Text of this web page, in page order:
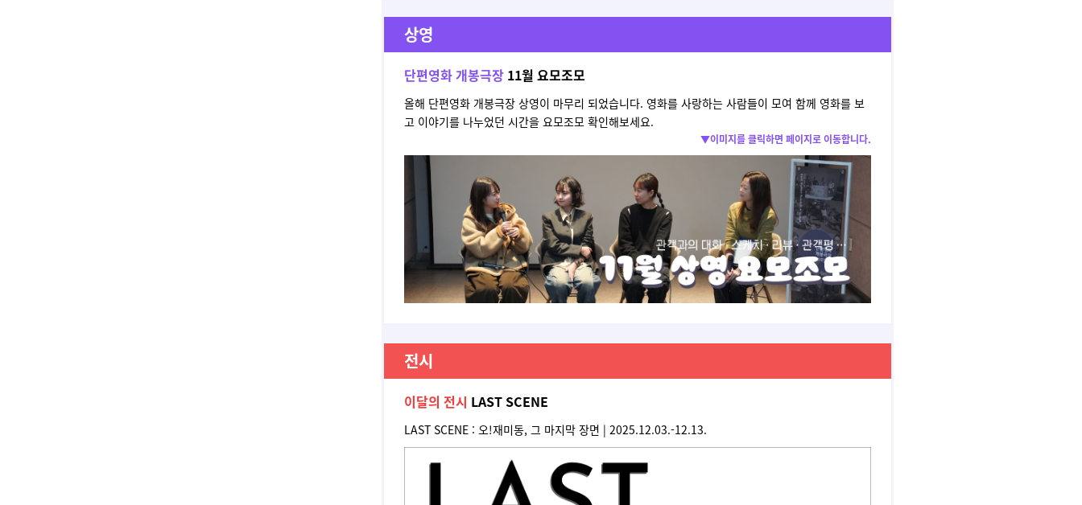
상영
단편영화 개봉극장 11월 요모조모
올해 단편영화 개봉극장 상영이 마무리 되었습니다. 영화를 사랑하는 사람들이 모여 함께 영화를 보
고 이야기를 나누었던 시간을 요모조모 확인해보세요.
▼이미지를 클릭하면 페이지로 이동합니다.
전시
이달의 전시 LAST SCENE
LAST SCENE : 오!재미동, 그 마지막 장면 | 2025.12.03.-12.13.